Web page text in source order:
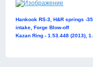
Hankook RS-3, H&R springs -
intake, Forge Blow-off
Kazan Ring - 1.53.448 (2013),